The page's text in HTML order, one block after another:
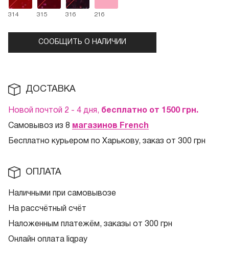
314 315 316 216
СООБЩИТЬ О НАЛИЧИИ
ДОСТАВКА
Новой почтой 2 - 4 дня, бесплатно от 1500 грн.
Самовывоз из 8 магазинов French
Бесплатно курьером по Харькову, заказ от 300 грн
ОПЛАТА
Наличными при самовывозе
На рассчётный счёт
Наложенным платежём, заказы от 300 грн
Онлайн оплата liqpay